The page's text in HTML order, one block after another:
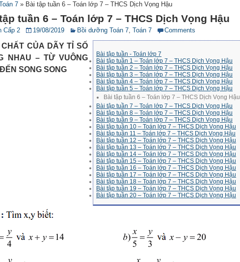
7 » Bài tập tuần 6 – Toán lớp 7 – THCS Dịch Vọng Hậu
tuần 6 – Toán lớp 7 – THCS Dịch Vọng Hậu
Cấp 2 19/08/2019 Bồi dưỡng Toán 7,Toán 7 Comments
Bài tập tuần - Toán lớp 7
Bài tập tuần 1 – Toán lớp 7 – THCS Dịch Vọng Hậu
Bài tập tuần 2 – Toán lớp 7 – THCS Dịch Vọng Hậu
Bài tập tuần 3 – Toán lớp 7 – THCS Dịch Vọng Hậu
Bài tập tuần 4 – Toán lớp 7 – THCS Dịch Vọng Hậu
Bài tập tuần 5 – Toán lớp 7 – THCS Dịch Vọng Hậu
Bài tập tuần 6 – Toán lớp 7 – THCS Dịch Vọng Hậu
Bài tập tuần 7 – Toán lớp 7 – THCS Dịch Vọng Hậu
Bài tập tuần 8 – Toán lớp 7 – THCS Dịch Vọng Hậu
Bài tập tuần 9 – Toán lớp 7 – THCS Dịch Vọng Hậu
Bài tập tuần 10 – Toán lớp 7 – THCS Dịch Vọng Hậu
Bài tập tuần 11 – Toán lớp 7 – THCS Dịch Vọng Hậu
Bài tập tuần 12 – Toán lớp 7 – THCS Dịch Vọng Hậu
Bài tập tuần 13 – Toán lớp 7 – THCS Dịch Vọng Hậu
Bài tập tuần 14 – Toán lớp 7 – THCS Dịch Vọng Hậu
Bài tập tuần 15 – Toán lớp 7 – THCS Dịch Vọng Hậu
Bài tập tuần 16 – Toán lớp 7 – THCS Dịch Vọng Hậu
Bài tập tuần 17 – Toán lớp 7 – THCS Dịch Vọng Hậu
Bài tập tuần 18 – Toán lớp 7 – THCS Dịch Vọng Hậu
Bài tập tuần 19 – Toán lớp 7 – THCS Dịch Vọng Hậu
Bài tập tuần 20 – Toán lớp 7 – THCS Dịch Vọng Hậu
CHẤT CỦA DÃY TỈ SỐ
NHAU – TỪ VUÔNG
SONG SONG